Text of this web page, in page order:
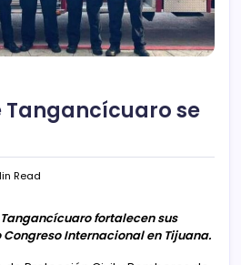
Tangancícuaro se
Read
fortalecen sus
Internacional en Tijuana.